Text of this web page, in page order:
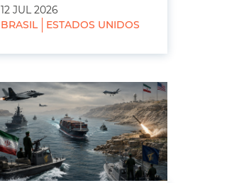
12 JUL 2026
BRASIL
ESTADOS UNIDOS